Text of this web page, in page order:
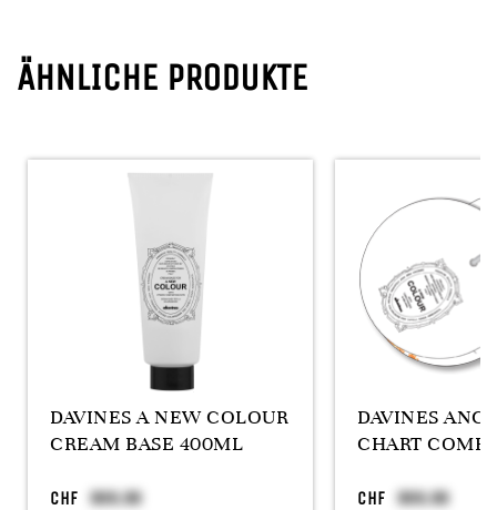
ÄHNLICHE PRODUKTE
DAVINES A NEW COLOUR
CREAM BASE 400ML
CHF
DAVINES ANC
CHART
CHF